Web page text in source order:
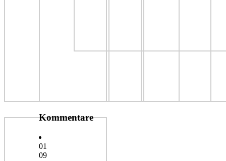
Kommentare
01
09